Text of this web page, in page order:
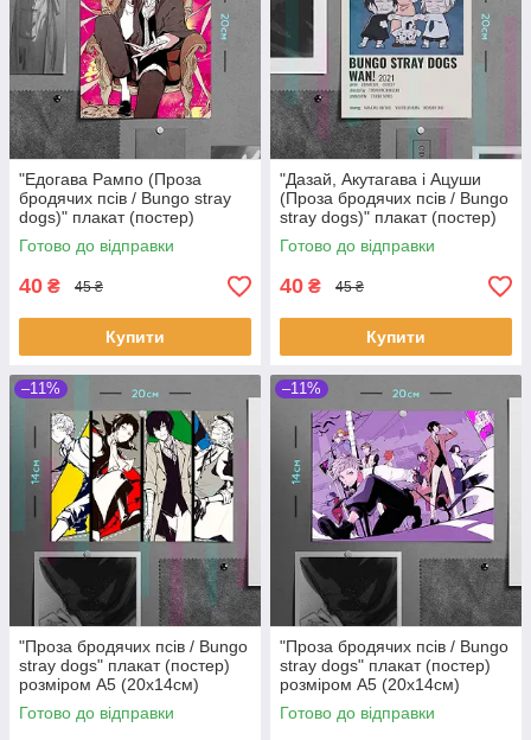
"Едогава Рампо (Проза
бродячих псів / Bungo stray
dogs)" плакат (постер)
розміром А5 (14х20см)
Готово до відправки
40 ₴ 45 ₴
Купити
"Дазай, Акутагава і Ацуши
(Проза бродячих псів / Bungo
stray dogs)" плакат (постер)
розміром А5 (14х20см)
Готово до відправки
40 ₴ 45 ₴
Купити
–11%
"Проза бродячих псів / Bungo
stray dogs" плакат (постер)
розміром А5 (20х14см)
Готово до відправки
–11%
"Проза бродячих псів / Bungo
stray dogs" плакат (постер)
розміром А5 (20х14см)
Готово до відправки